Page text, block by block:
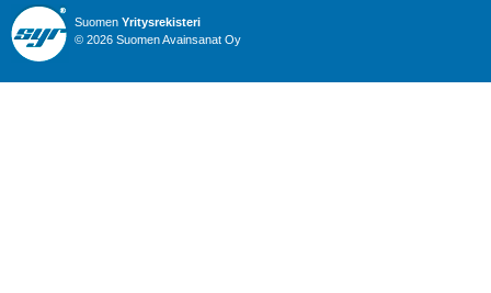
Suomen Yritysrekisteri
© 2026 Suomen Avainsanat Oy